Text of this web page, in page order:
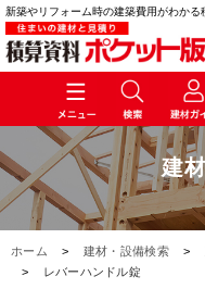
新築やリフォーム時の建築費用がわかる
建
ホーム > 建材・設備検索 >
>
レバーハンドル錠